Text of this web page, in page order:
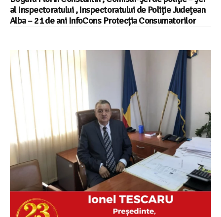
al Inspectoratului , Inspectoratului de Poliţie Judeţean
Alba – 21 de ani InfoCons Protecția Consumatorilor